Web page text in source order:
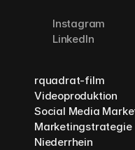
Instagram
LinkedIn
rquadrat-film
Videoproduktion
Social Media
Marketingstrategie
Niederrhein